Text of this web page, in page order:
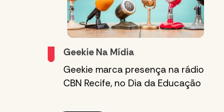
Geekie Na Mídia
Geekie marca presença na rádio
CBN Recife, no Dia da Educação